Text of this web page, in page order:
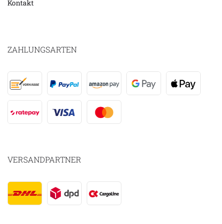
Kontakt
ZAHLUNGSARTEN
VERSANDPARTNER